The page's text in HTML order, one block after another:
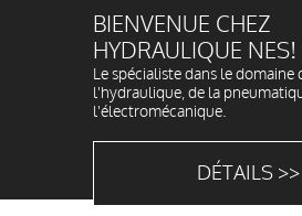
BIENVENUE CHEZ
HYDRAULIQUE NES!
Le spécialiste dans le domaine
l'hydraulique, de la
l'électromécanique.
DÉTAILS >>